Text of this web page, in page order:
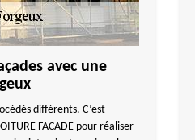
avec une
différents. C’est
FACADE pour réaliser